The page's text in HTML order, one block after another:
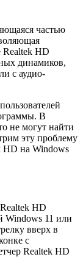
частью
Realtek HD
динамиков,
с аудио-
В
не могут найти
эту проблему
HD на Windows
HD
Windows 11 или
вверх в
с
Realtek HD